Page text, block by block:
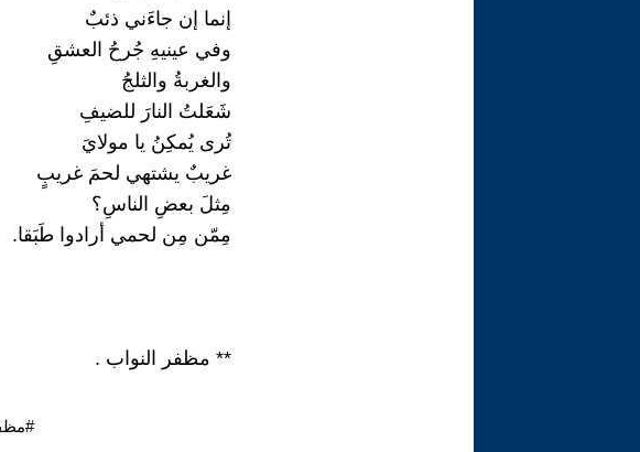
إنما إن جاءَني ذئبٌ
وفي عينيهِ جُرحُ العشقِ
والغربةُ والثلجُ
شَعَلتُ النارَ للضيفِ
تُرى يُمكِنُ يا مولايَ
غريبٌ يشتهي لحمَ غريبٍ
مِثلَ بعضِ الناسِ؟
مِمّن مِن لحمي أرادوا طَبَقا.
** مظفر النواب .